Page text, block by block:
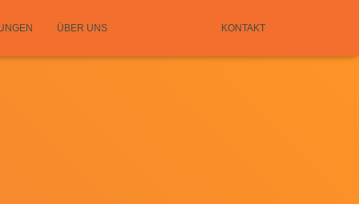
ÜBER UNS KONTAKT